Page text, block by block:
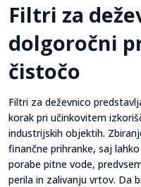
Filtri za
dolgoročni
čistočo
Filtri za deževnico
korak pri učinkovitem
industrijskih objektih.
finančne prihranke, saj
porabe pitne vode,
perila in zalivanju vrtov. Da